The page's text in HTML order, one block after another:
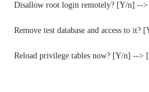
Disallow root login remotely? [Y/n] --
Remove test database and access to
Reload privilege tables now? [Y/n] -->